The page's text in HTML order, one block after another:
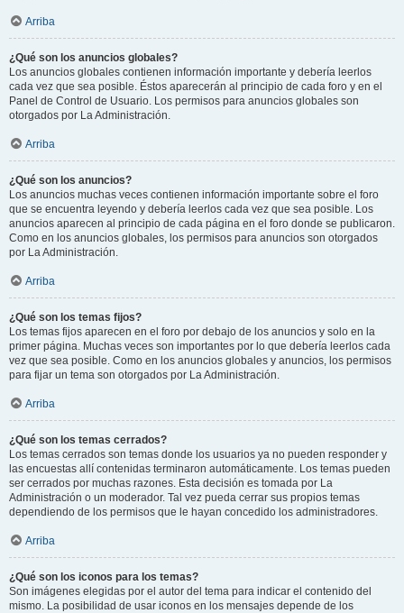
Arriba
¿Qué son los anuncios globales?
Los anuncios globales contienen información importante y debería leerlos
cada vez que sea posible. Éstos aparecerán al principio de cada foro y en el
Panel de Control de Usuario. Los permisos para anuncios globales son
otorgados por La Administración.
Arriba
¿Qué son los anuncios?
Los anuncios muchas veces contienen información importante sobre el foro
que se encuentra leyendo y debería leerlos cada vez que sea posible. Los
anuncios aparecen al principio de cada página en el foro donde se publicaron.
Como en los anuncios globales, los permisos para anuncios son otorgados
por La Administración.
Arriba
¿Qué son los temas fijos?
Los temas fijos aparecen en el foro por debajo de los anuncios y solo en la
primer página. Muchas veces son importantes por lo que debería leerlos cada
vez que sea posible. Como en los anuncios globales y anuncios, los permisos
para fijar un tema son otorgados por La Administración.
Arriba
¿Qué son los temas cerrados?
Los temas cerrados son temas donde los usuarios ya no pueden responder y
las encuestas allí contenidas terminaron automáticamente. Los temas pueden
ser cerrados por muchas razones. Esta decisión es tomada por La
Administración o un moderador. Tal vez pueda cerrar sus propios temas
dependiendo de los permisos que le hayan concedido los administradores.
Arriba
¿Qué son los iconos para los temas?
Son imágenes elegidas por el autor del tema para indicar el contenido del
mismo. La posibilidad de usar iconos en los mensajes depende de los